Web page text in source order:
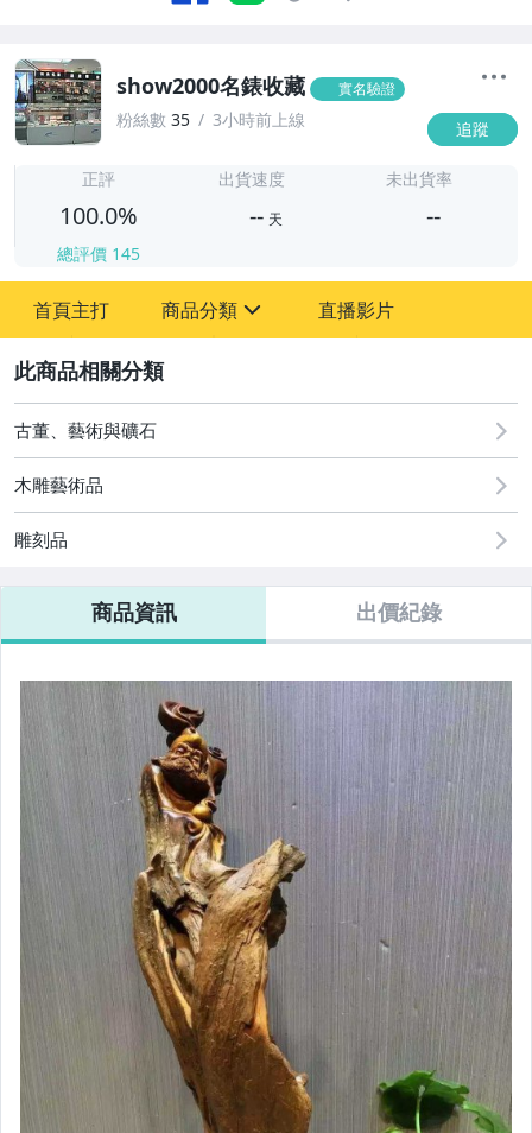
show2000名錶收藏 實名驗證
粉絲數 35 3小時前上線 追蹤
正評
100.0%
總評價 145
出貨速度
-- 天
未出貨率
--
首頁主打 商品分類
圖書/影音/文具
古董、藝術與礦石
手機、配件與通訊
男性精品與服飾
美容保養與彩妝
電腦、平板與周邊
相機、攝影與周邊
直播影片
古董、藝術與礦石
木雕藝術品
雕刻品
商品資訊 出價紀錄